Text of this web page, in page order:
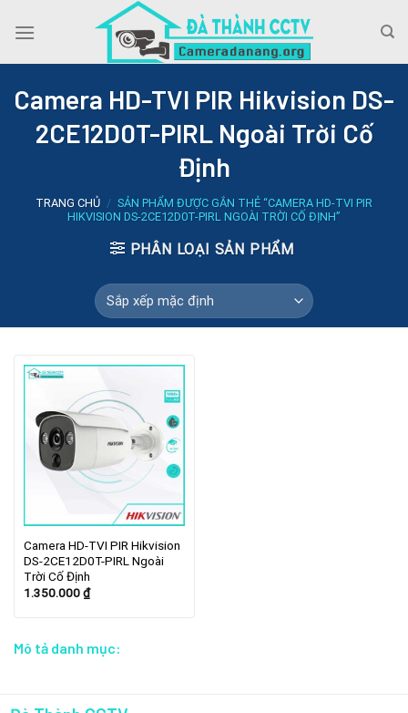
Camera HD-TVI PIR Hikvision DS-
2CE12D0T-PIRL Ngoài Trời Cố
Định
TRANG CHỦ / SẢN PHẨM ĐƯỢC GẮN THẺ “CAMERA HD-TVI PIR
HIKVISION DS-2CE12D0T-PIRL NGOÀI TRỜI CỐ ĐỊNH”
PHÂN LOẠI SẢN PHẨM
Camera HD-TVI PIR Hikvision
DS-2CE12D0T-PIRL Ngoài
Trời Cố Định
1.350.000₫
Mô tả danh mục: